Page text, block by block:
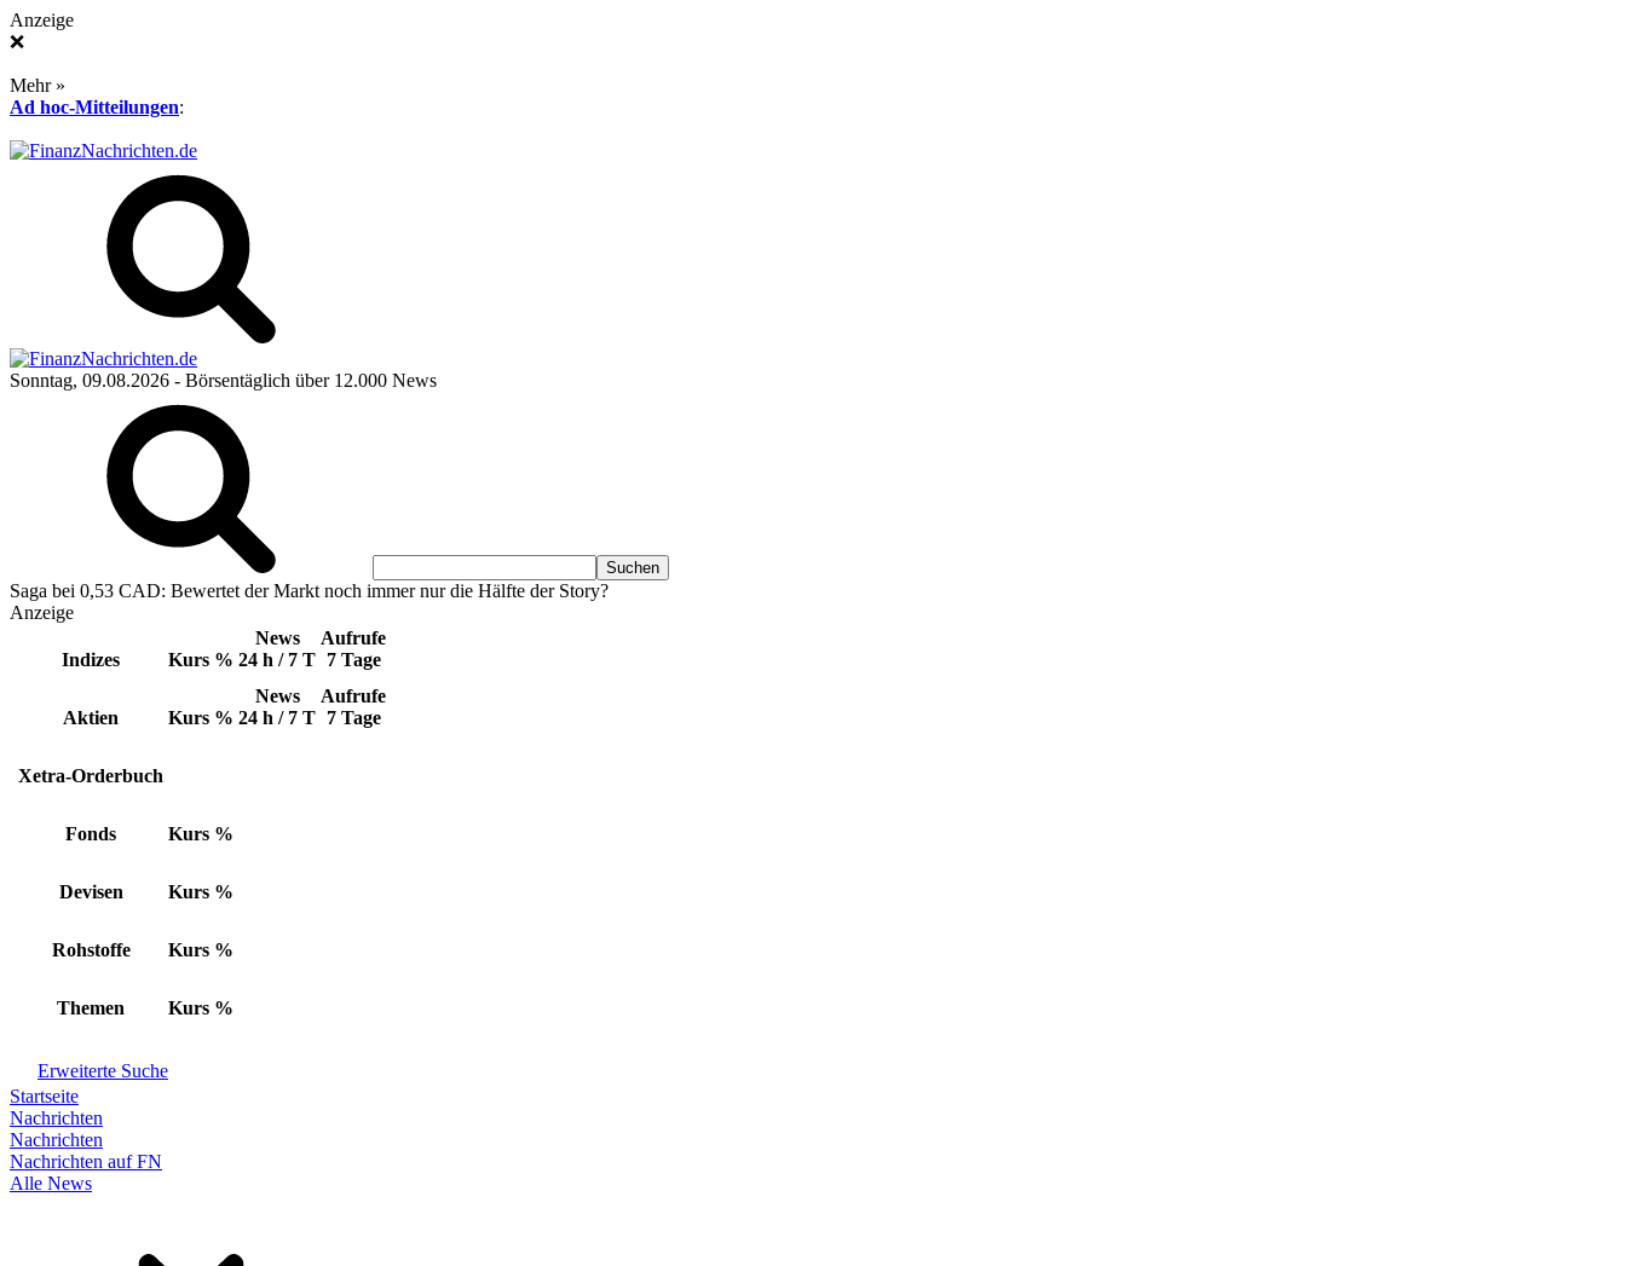
Anzeige
❌
Mehr »
Ad hoc-Mitteilungen:
Sonntag, 09.08.2026 - Börsentäglich über 12.000 News
Saga bei 0,53 CAD: Bewertet der Markt noch immer nur die Hälfte der Story?
Anzeige
Indizes Kurs %
News
24 h / 7 T
Aufrufe
7 Tage
Aktien Kurs %
News
24 h / 7 T
Aufrufe
7 Tage
Xetra-Orderbuch
Fonds Kurs %
Devisen Kurs %
Rohstoffe Kurs %
Themen Kurs %
Erweiterte Suche
Startseite
Nachrichten
Nachrichten
Nachrichten auf FN
Alle News